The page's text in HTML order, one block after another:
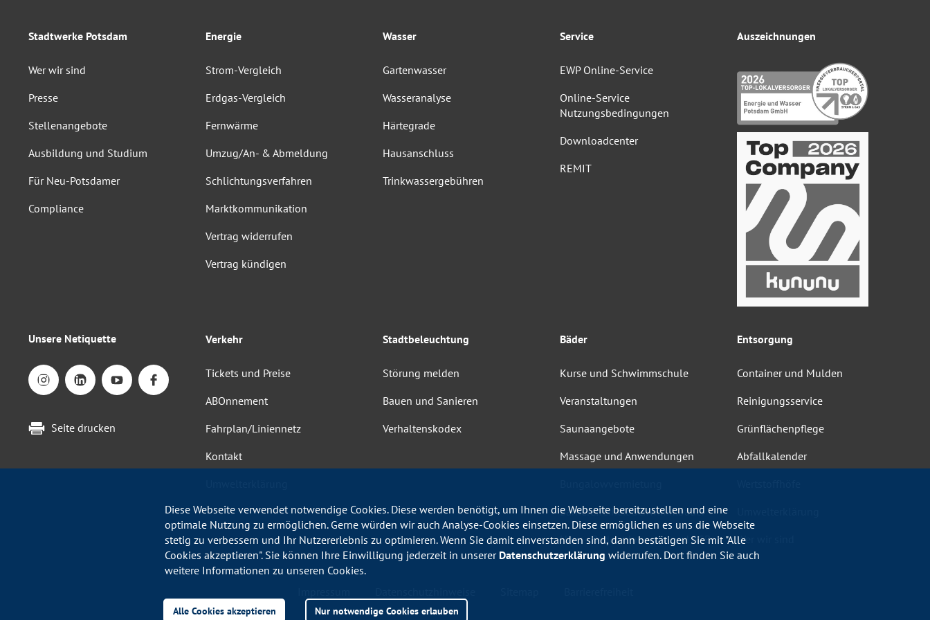
Stadtwerke Potsdam
Wer wir sind
Presse
Stellenangebote
Ausbildung und Studium
Für Neu-Potsdamer
Compliance
Energie
Strom-Vergleich
Erdgas-Vergleich
Fernwärme
Umzug/An- & Abmeldung
Schlichtungsverfahren
Marktkommunikation
Vertrag widerrufen
Vertrag kündigen
Wasser
Gartenwasser
Wasseranalyse
Härtegrade
Hausanschluss
Trinkwassergebühren
Verkehr
Tickets und Preise
ABOnnement
Fahrplan/Liniennetz
Kontakt
Bäder
Kurse und Schwimmschule
Veranstaltungen
Saunaangebote
Massage und Anwendungen
Barrierefreiheit Schwimmbäder
Haus-, Badeordnungen und AGB
Entsorgung
Container und Mulden
Reinigungsservice
Grünflächenpflege
Abfallkalender
Wer wir sind
Stadtbeleuchtung
Störung melden
Bauen und Sanieren
Verhaltenskodex
Service
EWP Online-Service
Online-Service
Nutzungsbedingungen
Downloadcenter
REMIT
Auszeichnungen
Unsere Netiquette
Seite drucken
Diese Webseite verwendet notwendige Cookies. Diese werden benötigt, um Ihnen die Webseite bereitzustellen und eine
optimale Nutzung zu ermöglichen. Gerne würden wir auch Analyse-Cookies einsetzen. Diese ermöglichen es uns die Webseite
stetig zu verbessern und Ihr Nutzererlebnis zu optimieren. Wenn Sie damit einverstanden sind, dann bestätigen Sie mit "Alle
Cookies akzeptieren". Sie können Ihre Einwilligung jederzeit in unserer Datenschutzerklärung widerrufen. Dort finden Sie auch
weitere Informationen zu unseren Cookies.
Alle Cookies akzeptieren Nur notwendige Cookies erlauben